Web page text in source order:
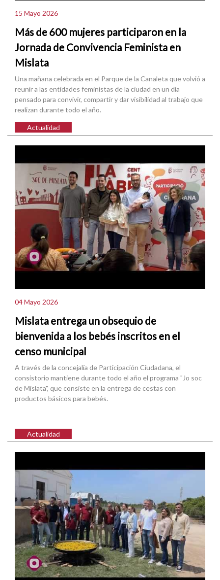
15 Mayo 2026
Más de 600 mujeres participaron en la
Jornada de Convivencia Feminista en
Mislata
Una mañana celebrada en el Parque de la Canaleta que volvió a
reunir a las entidades feministas de la ciudad en un día
pensado para convivir, compartir y dar visibilidad al trabajo que
realizan durante todo el año.
Actualidad
04 Mayo 2026
Mislata entrega un obsequio de
bienvenida a los bebés inscritos en el
censo municipal
A través de la concejalía de Participación Ciudadana, el
consistorio mantiene durante todo el año el programa "Jo soc
de Mislata", que consiste en la entrega de cestas con
productos básicos para bebés.
Actualidad